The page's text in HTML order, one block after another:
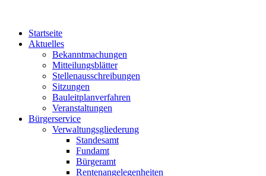
Startseite
Aktuelles
Bekanntmachungen
Mitteilungsblätter
Stellenausschreibungen
Sitzungen
Bauleitplanverfahren
Veranstaltungen
Bürgerservice
Verwaltungsgliederung
Standesamt
Fundamt
Bürgeramt
Rentenangelegenheiten